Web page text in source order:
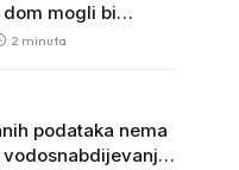
dom mogli bi
imuniteta
2 minuta
podataka nema